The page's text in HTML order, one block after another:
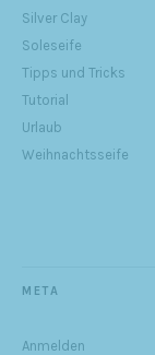
Silver Clay
Soleseife
Tipps und Tricks
Tutorial
Urlaub
Weihnachtsseife
META
Anmelden